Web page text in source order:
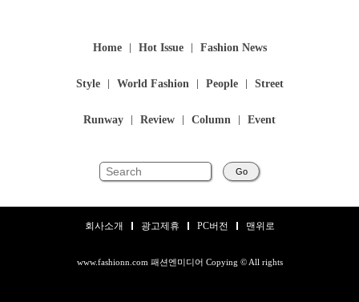
Home Hot Issue Fashion News
Style World Fashion People Street
Runway Review Column Event
Go
회사소개 광고제휴 PC버전 맨위로
www.fashionn.com 패션엔미디어 Copying © All rights